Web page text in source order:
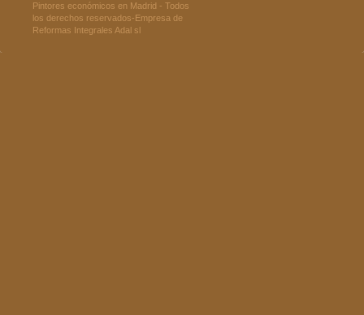
Pintores económicos en Madrid - Todos
los derechos reservados-Empresa de
Reformas Integrales Adal sl